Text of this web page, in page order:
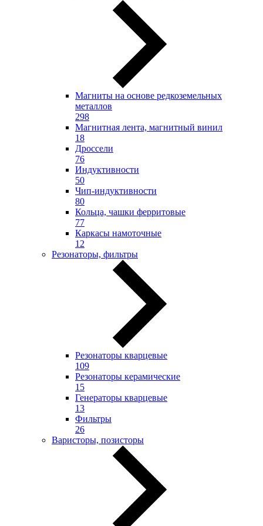
Магниты на основе редкоземельных
металлов
298
Магнитная лента, магнитный винил
18
Дроссели
76
Индуктивности
50
Чип-индуктивности
80
Кольца, чашки ферритовые
77
Каркасы намоточные
12
Резонаторы, фильтры
Резонаторы кварцевые
109
Резонаторы керамические
15
Генераторы кварцевые
13
Фильтры
26
Варисторы, позисторы